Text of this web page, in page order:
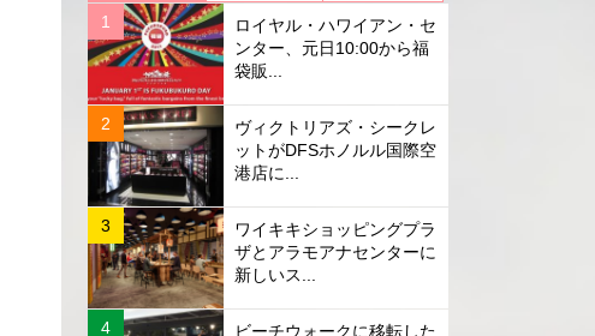
ロイヤル・ハワイアン・セ
ンター、元日10:00から福
袋販...
ヴィクトリアズ・シークレ
ットがDFSホノルル国際空
港店に...
ワイキキショッピングプラ
ザとアラモアナセンターに
新しいス...
ビーチウォークに移転した